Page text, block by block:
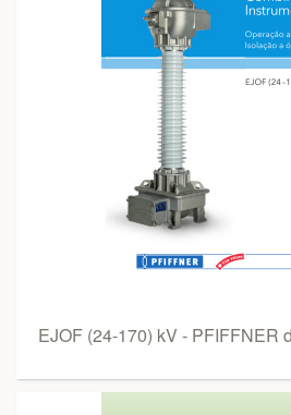
EJOF (24-170) kV - PFIFFNER